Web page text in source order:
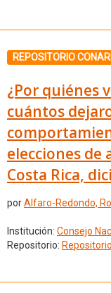
REPOSITORIO
¿Por quiénes
cuántos
elecciones de
Costa Rica,
porAlfaro-Redondo,
Institución: Consejo
Repositorio: